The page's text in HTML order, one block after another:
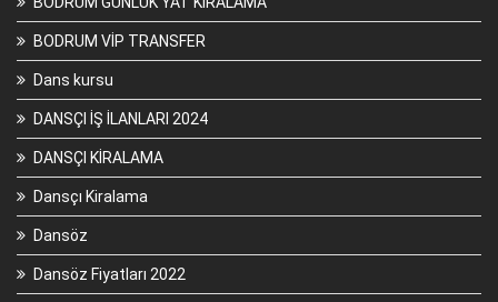
BODRUM VİP TRANSFER
Dans kursu
DANSÇI İŞ İLANLARI 2024
DANSÇI KİRALAMA
Dansçı Kiralama
Dansöz
Dansöz Fiyatları 2022